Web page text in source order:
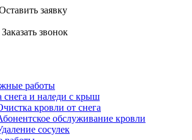
заявку
Заказать звонок
работы
снега и наледи с крыш
кровли от снега
обслуживание кровли
сосулек